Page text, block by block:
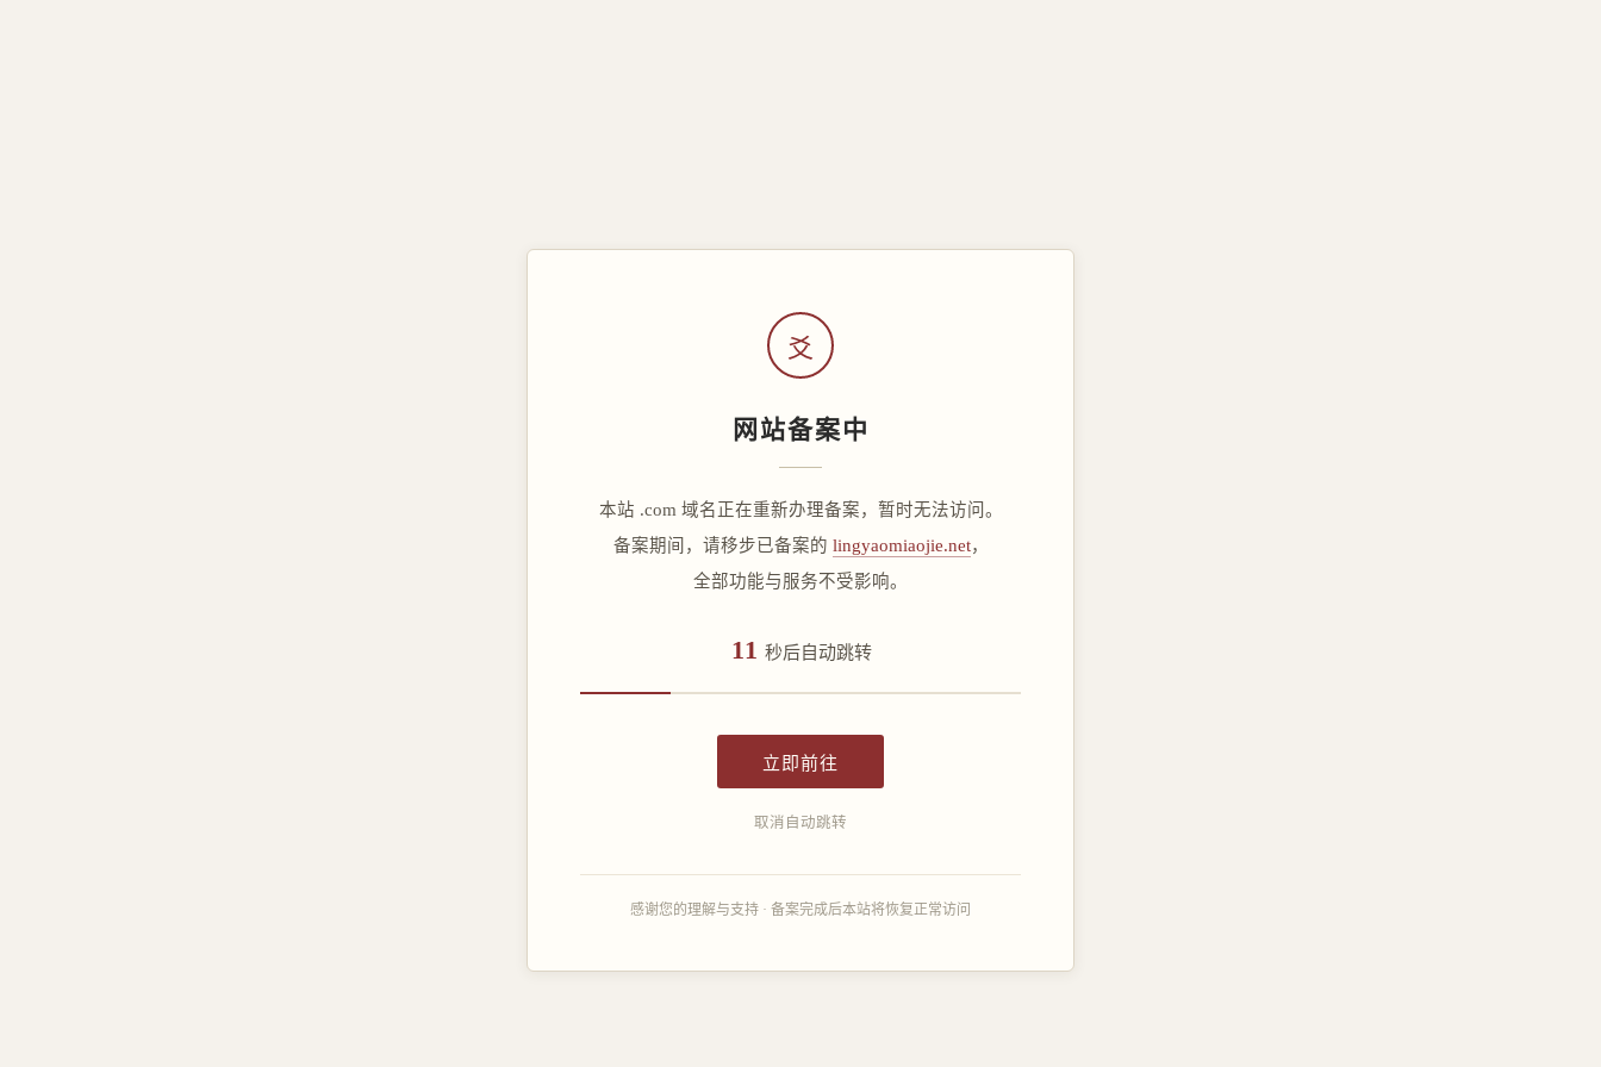
爻
网站备案中
本站 .com 域名正在重新办理备案，暂时无法访问。
备案期间，请移步已备案的 lingyaomiaojie.net，
全部功能与服务不受影响。
11 秒后自动跳转
立即前往
取消自动跳转
感谢您的理解与支持 · 备案完成后本站将恢复正常访问